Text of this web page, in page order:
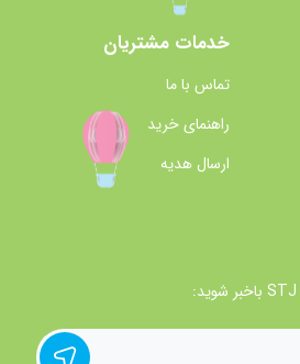
خدمات مشتریان
تماس با ما
راهنمای خرید
ارسال هدیه